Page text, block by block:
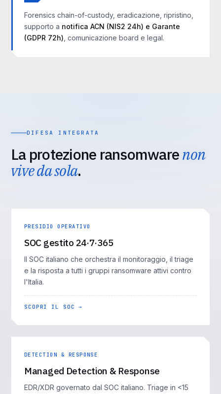
Forensics chain-of-custody, eradicazione, ripristino,
supporto a notifica ACN (NIS2 24h) e Garante
(GDPR 72h) , comunicazione board e legal.
DIFESA INTEGRATA
La protezione ransomwarenon
vive da sola.
PRESIDIO OPERATIVO
SOC gestito 24·7·365
Il SOC italiano che orchestra il monitoraggio, il triage
e la risposta a tutti i gruppi ransomware attivi contro
l'Italia.
SCOPRI IL SOC →
DETECTION & RESPONSE
Managed Detection & Response
EDR/XDR governato dal SOC italiano. Triage in <15